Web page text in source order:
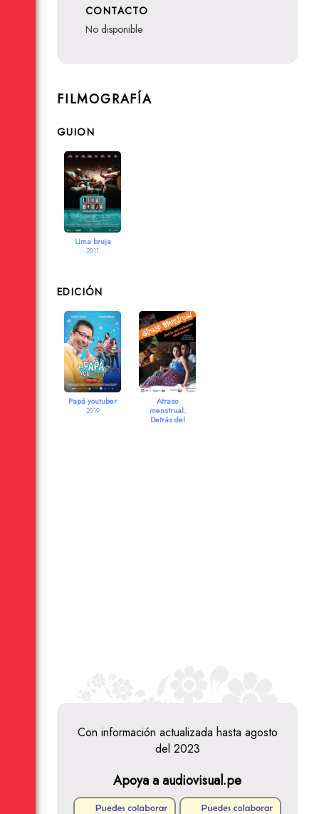
CONTACTO
no disponible
FILMOGRAFÍA
GUION
Lima bruja
2011
EDICIÓN
Papá youtuber
2019
Atraso
menstrual.
Detrás del
Con información actualizada hasta agosto
del 2023
Apoya a audiovisual.pe